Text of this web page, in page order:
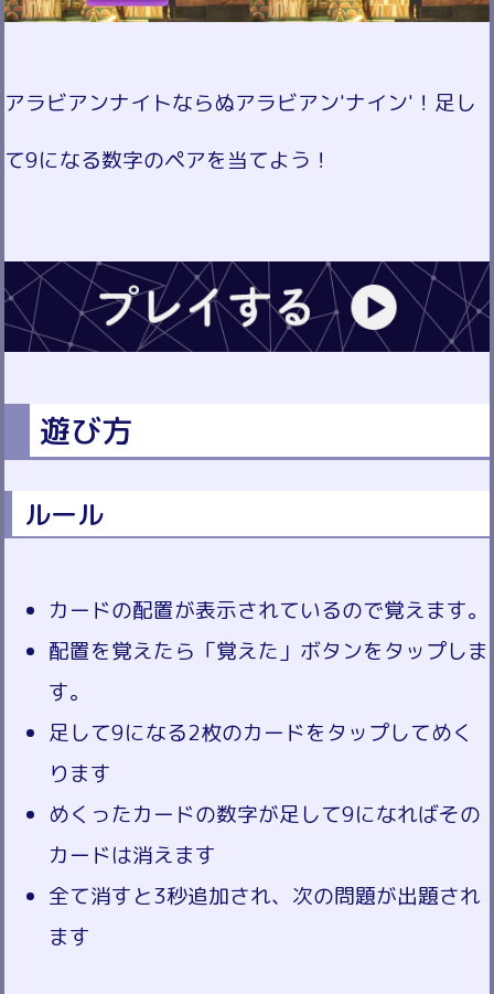
アラビアンナイトならぬアラビアン'ナイン'！足し
て9になる数字のペアを当てよう！
遊び方
ルール
カードの配置が表示されているので覚えます。
配置を覚えたら「覚えた」ボタンをタップしま
す。
足して9になる2枚のカードをタップしてめく
ります
めくったカードの数字が足して9になればその
カードは消えます
全て消すと3秒追加され、次の問題が出題され
ます